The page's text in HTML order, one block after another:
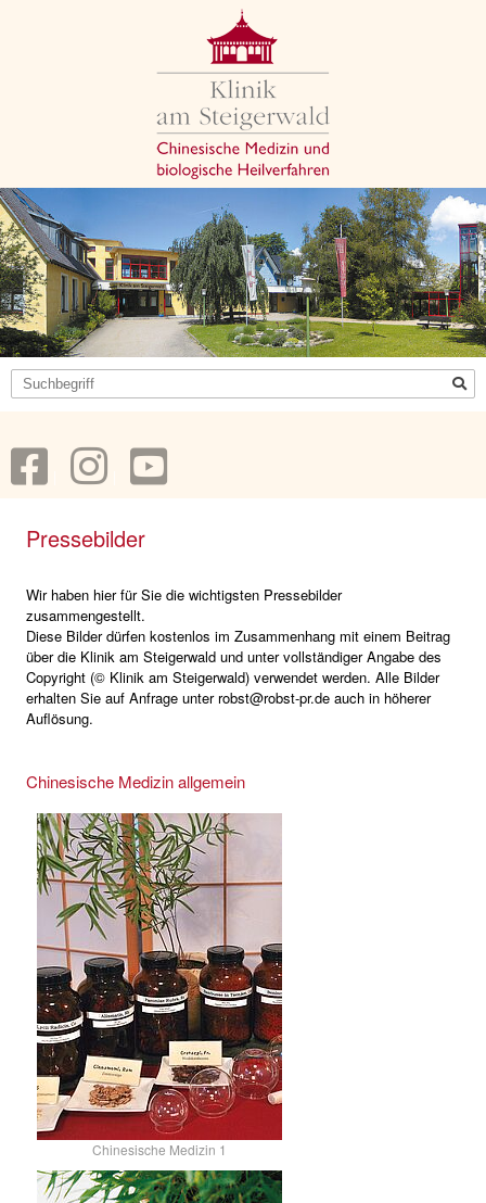
Pressebilder
Wir haben hier für Sie die wichtigsten Pressebilder
zusammengestellt.
Diese Bilder dürfen kostenlos im Zusammenhang mit einem Beitrag
über die Klinik am Steigerwald und unter vollständiger Angabe des
Copyright (© Klinik am Steigerwald) verwendet werden. Alle Bilder
erhalten Sie auf Anfrage unter robst@robst-pr.de auch in höherer
Auflösung.
Chinesische Medizin allgemein
Chinesische Medizin 1